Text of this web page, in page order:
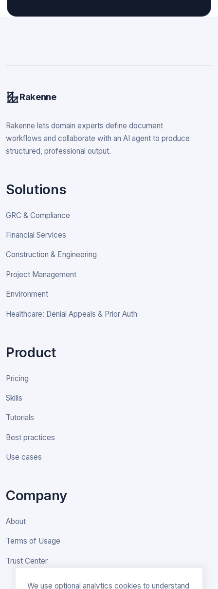
We use optional analytics cookies to understand
Rakenne
Rakenne lets domain experts define document
workflows and collaborate with an AI agent to produce
structured, professional output.
Solutions
GRC & Compliance
Financial Services
Construction & Engineering
Project Management
Environment
Healthcare: Denial Appeals & Prior Auth
Product
Pricing
Skills
Tutorials
Best practices
Use cases
Company
About
Terms of Usage
Trust Center